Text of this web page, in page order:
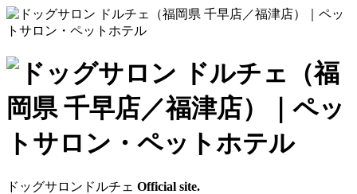
ド
ッ
グ
サ
ドッグサロンドルチェ Official site.